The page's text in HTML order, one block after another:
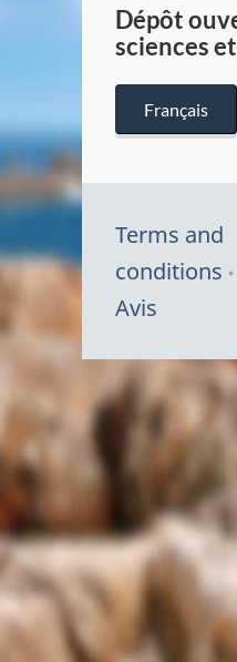
Dépôt
sciences
Français
Terms and
conditions
Avis